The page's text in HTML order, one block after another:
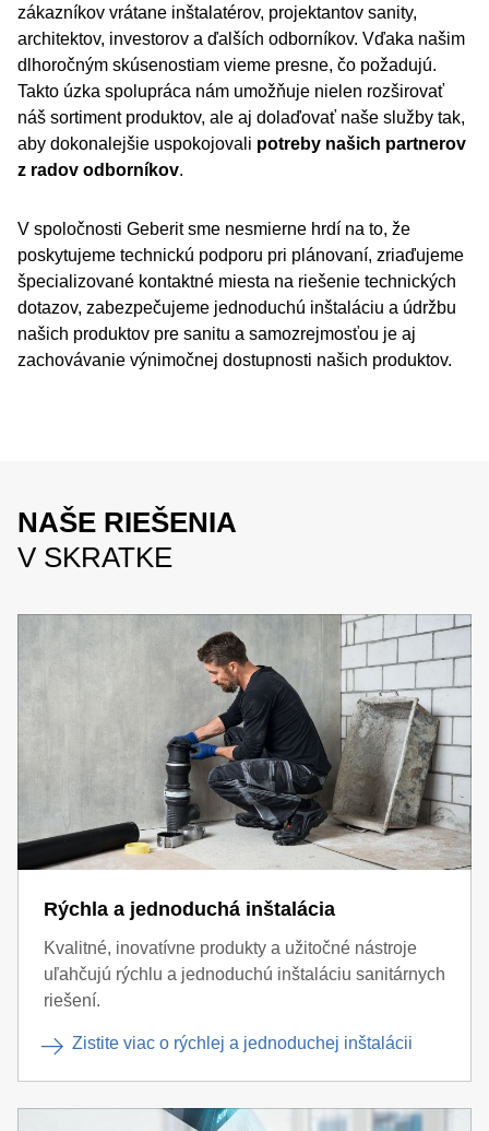
zákazníkov vrátane inštalatérov, projektantov sanity,
architektov, investorov a ďalších odborníkov. Vďaka našim
dlhoročným skúsenostiam vieme presne, čo požadujú.
Takto úzka spolupráca nám umožňuje nielen rozširovať
náš sortiment produktov, ale aj dolaďovať naše služby tak,
aby dokonalejšie uspokojovali potreby našich partnerov
z radov odborníkov.
V spoločnosti Geberit sme nesmierne hrdí na to, že
poskytujeme technickú podporu pri plánovaní, zriaďujeme
špecializované kontaktné miesta na riešenie technických
dotazov, zabezpečujeme jednoduchú inštaláciu a údržbu
našich produktov pre sanitu a samozrejmosťou je aj
zachovávanie výnimočnej dostupnosti našich produktov.
NAŠE RIEŠENIA
V SKRATKE
Rýchla a jednoduchá inštalácia
Kvalitné, inovatívne produkty a užitočné nástroje
uľahčujú rýchlu a jednoduchú inštaláciu sanitárnych
riešení.
Zistite viac o rýchlej a jednoduchej inštalácii